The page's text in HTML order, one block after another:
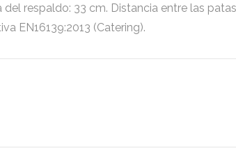
respaldo: 33 cm. Distancia entre las
EN16139:2013 (Catering).